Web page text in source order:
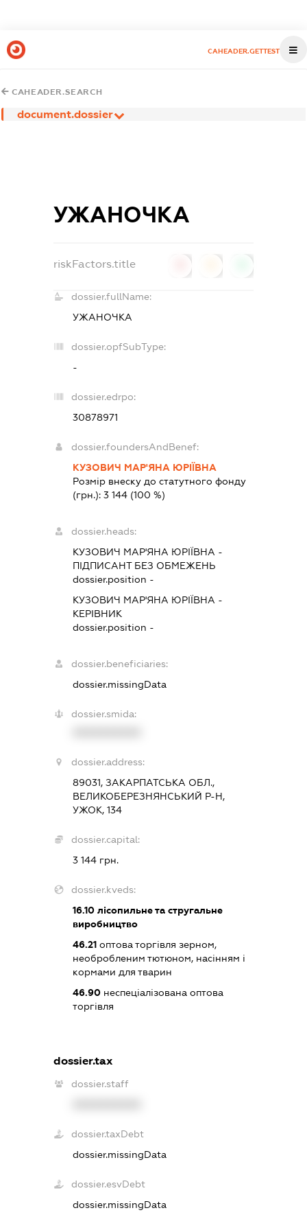
CAHEADER.GETTEST
CAHEADER.SEARCH
document.dossier
УЖАНОЧКА
riskFactors.title
dossier.fullName:
УЖАНОЧКА
dossier.opfSubType:
-
dossier.edrpo:
30878971
dossier.foundersAndBenef:
КУЗОВИЧ МАР'ЯНА ЮРІЇВНА
Розмір внеску до статутного фонду
(грн.): 3 144(100 %)
dossier.heads:
КУЗОВИЧ МАР'ЯНА ЮРІЇВНА -
ПІДПИСАНТБЕЗ ОБМЕЖЕНЬ
dossier.position -
КУЗОВИЧ МАР'ЯНА ЮРІЇВНА -
КЕРІВНИК
dossier.position -
dossier.beneficiaries:
dossier.missingData
dossier.smida:
dossier.address:
89031, ЗАКАРПАТСЬКА ОБЛ.,
ВЕЛИКОБЕРЕЗНЯНСЬКИЙ Р-Н,
УЖОК, 134
dossier.capital:
3 144 грн.
dossier.kveds:
16.10лісопильне та стругальне
виробництво
46.21оптова торгівля зерном,
необробленим тютюном, насінням і
кормами для тварин
46.90неспеціалізована оптова
торгівля
dossier.tax
dossier.staff
dossier.taxDebt
dossier.missingData
dossier.esvDebt
dossier.missingData